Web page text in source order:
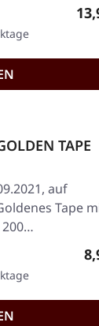
TAPE
auf
Tape